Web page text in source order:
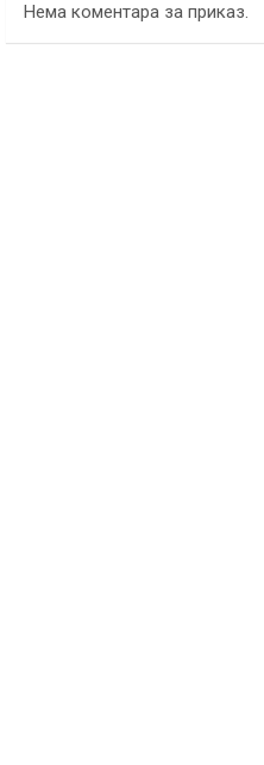
Нема коментара за приказ.